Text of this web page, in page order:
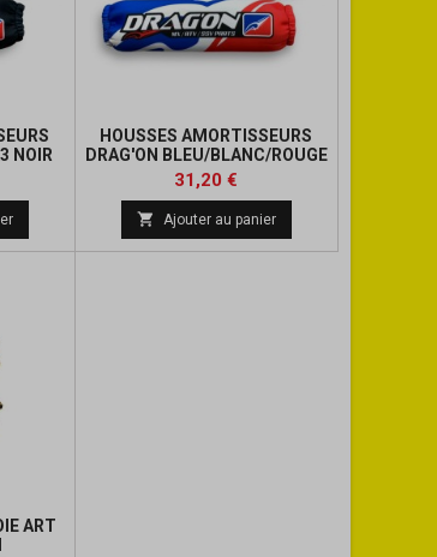
NOIR
HOUSSES AMORTISSEURS
DRAG'ON BLEU/BLANC/ROUGE
NEOPRENE 27 X 24 CM
Prix
31,20 €
base
 Ajouter au panier
ART